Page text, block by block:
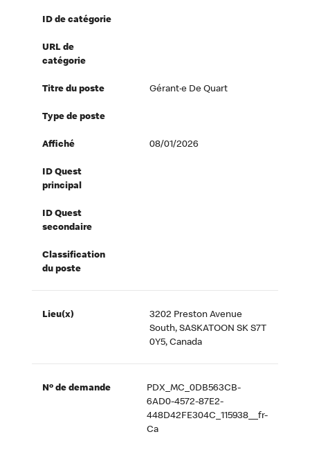
ID de catégorie
URL de
catégorie
Titre du poste Gérant·e De Quart
Type de poste
Affiché 08/01/2026
ID Quest
principal
ID Quest
secondaire
Classification
du poste
Lieu(x)
3202 Preston Avenue
South, SASKATOON SK S7T
0Y5, Canada
Nº de demande
PDX_MC_0DB563CB-
6AD0-4572-87E2-
448D42FE304C_115938__fr-
Ca